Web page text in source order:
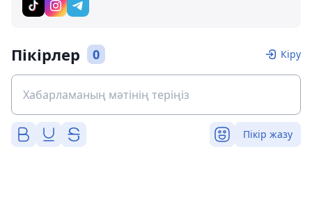
Пікірлер 0 Кіру
Пікір жазу